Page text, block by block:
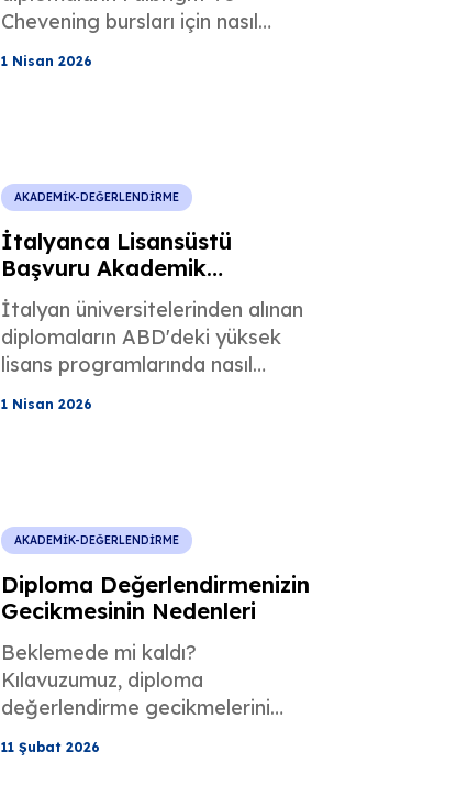
Chevening bursları için nasıl
değerlendirildiğini öğrenin.
1 Nisan 2026
AKADEMİK-DEĞERLENDİRME
İtalyanca Lisansüstü
Başvuru Akademik
Değerlendirmesi
İtalyan üniversitelerinden alınan
diplomaların ABD'deki yüksek
lisans programlarında nasıl
değerlendirildiğini öğrenin. Lisans
1 Nisan 2026
AKADEMİK-DEĞERLENDİRME
Diploma Değerlendirmenizin
Gecikmesinin Nedenleri
Beklemede mi kaldı?
Kılavuzumuz, diploma
değerlendirme gecikmelerini
nasıl düzelteceğinizi ve
raporunuzun beklemede
11 Şubat 2026